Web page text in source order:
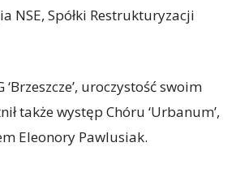
NSE, Spółki Restrukturyzacji
uroczystość swoim
także występ Chóru ‘Urbanum’,
Eleonory Pawlusiak.